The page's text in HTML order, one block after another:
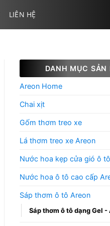
LIÊN HỆ
DANH MỤC SẢN
Areon Home
Chai xịt
Gốm thơm treo xe
Lá thơm treo xe Areon
Nước hoa kẹp cửa gió ô
Nước hoa ô tô cao cấp
Sáp thơm ô tô Areon
Sáp thơm ô tô dạng Gel -